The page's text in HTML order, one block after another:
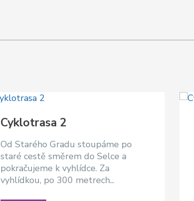
Cyklotrasa 2
Od Starého Gradu stoupáme po
staré cestě směrem do Selce a
pokračujeme k vyhlídce. Za
vyhlídkou, po 300 metrech...